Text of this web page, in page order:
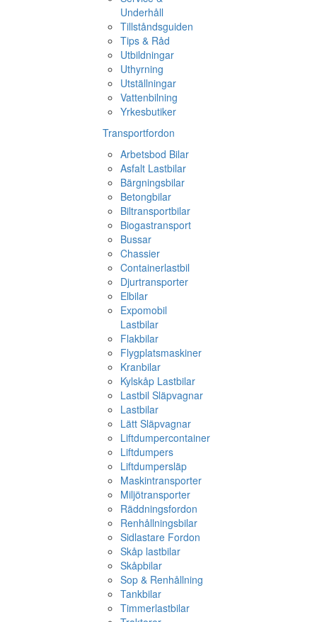
Underhåll
Tillståndsguiden
Tips & Råd
Utbildningar
Uthyrning
Utställningar
Vattenbilning
Yrkesbutiker
Transportfordon
Arbetsbod Bilar
Asfalt Lastbilar
Bärgningsbilar
Betongbilar
Biltransportbilar
Biogastransport
Bussar
Chassier
Containerlastbil
Djurtransporter
Elbilar
Expomobil
Lastbilar
Flakbilar
Flygplatsmaskiner
Kranbilar
Kylskåp Lastbilar
Lastbil Släpvagnar
Lastbilar
Lätt Släpvagnar
Liftdumpercontainer
Liftdumpers
Liftdumpersläp
Maskintransporter
Miljötransporter
Räddningsfordon
Renhållningsbilar
Sidlastare Fordon
Skåp lastbilar
Skåpbilar
Sop & Renhållning
Tankbilar
Timmerlastbilar